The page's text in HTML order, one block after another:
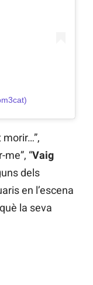
“Vaig
dels
en l’escena
la seva